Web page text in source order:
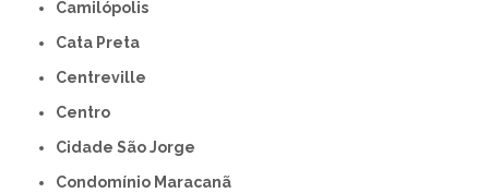
Camilópolis
Cata Preta
Centreville
Centro
Cidade São Jorge
Condomínio Maracanã